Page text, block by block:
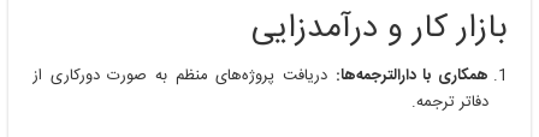
بازار کار و درآمدزایی
همکاری با دارالترجمه‌ها: دریافت پروژه‌های منظم به صورت دورکاری از
دفاتر ترجمه.